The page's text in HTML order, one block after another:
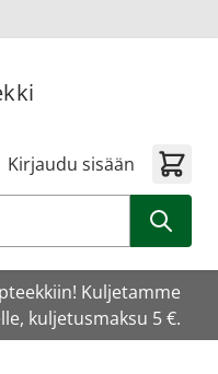
Kirjaudu sisään
Kuljetamme
kuljetusmaksu 5 €.